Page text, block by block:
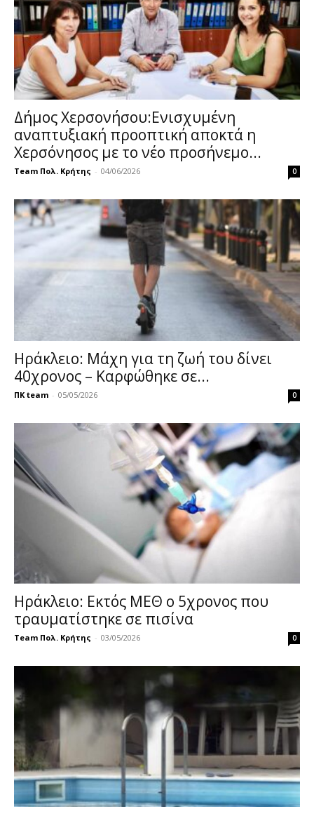
Δήμος Χερσονήσου:Ενισχυμένη
αναπτυξιακή προοπτική αποκτά η
Χερσόνησος με το νέο προσήνεμο...
Team Πολ. Κρήτης - 04/06/2026 0
Ηράκλειο: Μάχη για τη ζωή του δίνει
40χρονος – Καρφώθηκε σε...
ΠΚ team - 05/05/2026 0
Ηράκλειο: Εκτός ΜΕΘ ο 5χρονος που
τραυματίστηκε σε πισίνα
Team Πολ. Κρήτης - 03/05/2026 0